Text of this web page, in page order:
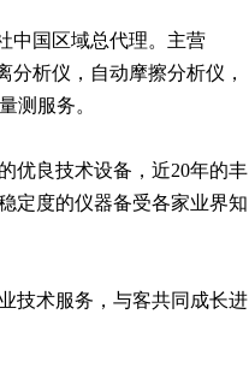
中国区域总代理。主营
析仪，自动摩擦分析仪，
测服务。
优良技术设备，近20年的丰
定度的仪器备受各家业界知
技术服务，与客共同成长进